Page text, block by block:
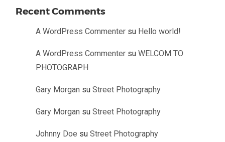
Recent Comments
A WordPress Commenter su Hello world!
A WordPress Commenter suWELCOM TO
PHOTOGRAPH
Gary Morgan suStreet Photography
Gary Morgan suStreet Photography
Johnny Doe suStreet Photography